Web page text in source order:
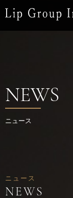
NEWS
ニュース
ニュース